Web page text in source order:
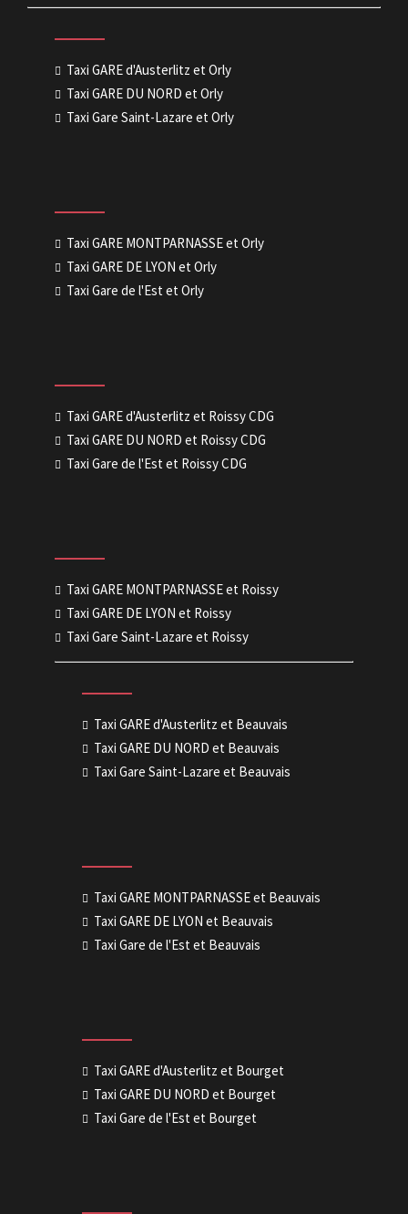
Taxi GARE d'Austerlitz et Orly
Taxi GARE DU NORD et Orly
Taxi Gare Saint-Lazare et Orly
Taxi GARE MONTPARNASSE et Orly
Taxi GARE DE LYON et Orly
Taxi Gare de l'Est et Orly
Taxi GARE d'Austerlitz et Roissy CDG
Taxi GARE DU NORD et Roissy CDG
Taxi Gare de l'Est et Roissy CDG
Taxi GARE MONTPARNASSE et Roissy
Taxi GARE DE LYON et Roissy
Taxi Gare Saint-Lazare et Roissy
Taxi GARE d'Austerlitz et Beauvais
Taxi GARE DU NORD et Beauvais
Taxi Gare Saint-Lazare et Beauvais
Taxi GARE MONTPARNASSE et Beauvais
Taxi GARE DE LYON et Beauvais
Taxi Gare de l'Est et Beauvais
Taxi GARE d'Austerlitz et Bourget
Taxi GARE DU NORD et Bourget
Taxi Gare de l'Est et Bourget